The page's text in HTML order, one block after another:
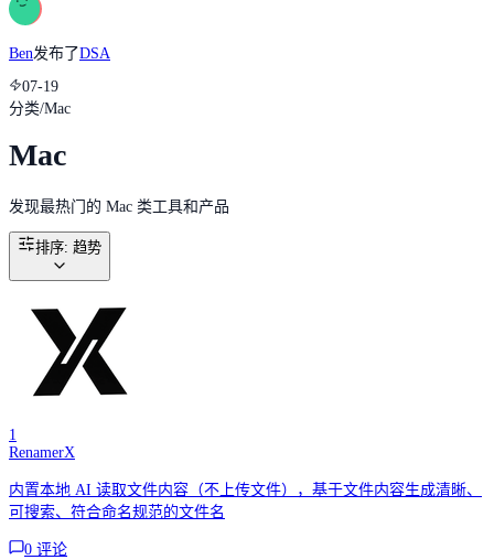
Ben发布了DSA
07-19
分类/Mac
Mac
发现最热门的 Mac 类工具和产品
排序: 趋势
1
RenamerX
内置本地 AI 读取文件内容（不上传文件），基于文件内容生成清晰、
可搜索、符合命名规范的文件名
0 评论